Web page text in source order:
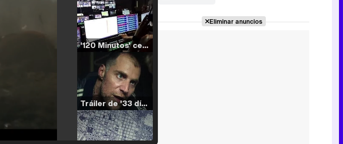
'120 Minutos' celebra sus 2.000 programas en Telemadrid con un vídeo del día a día en la redacción
Tráiler de '33 días', la nueva serie de Atresplayer con Julián Villagrán y José Manuel Poga
Eliminar anuncios